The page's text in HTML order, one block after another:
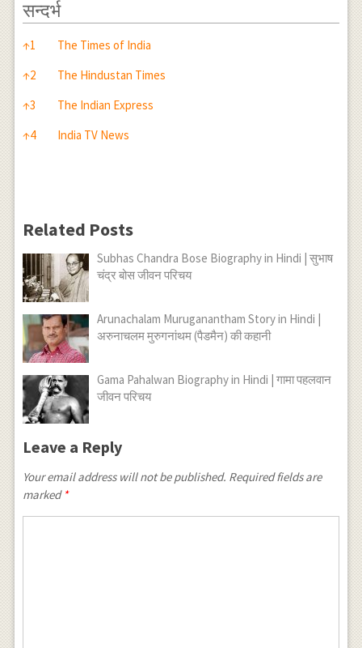
सन्दर्भ
सन्दर्भ
↑1
The Times of India
↑2
The Hindustan Times
↑3
The Indian Express
↑4 India TV News
Related Posts
Subhas Chandra Bose Biography in Hindi | सुभाष
चंद्र बोस जीवन परिचय
Arunachalam Muruganantham Story in Hindi |
अरुनाचलम मुरुगनांथम (पैडमैन) की कहानी
Gama Pahalwan Biography in Hindi | गामा पहलवान
जीवन परिचय
Leave a Reply
Your email address will not be published. Required fields are
marked *